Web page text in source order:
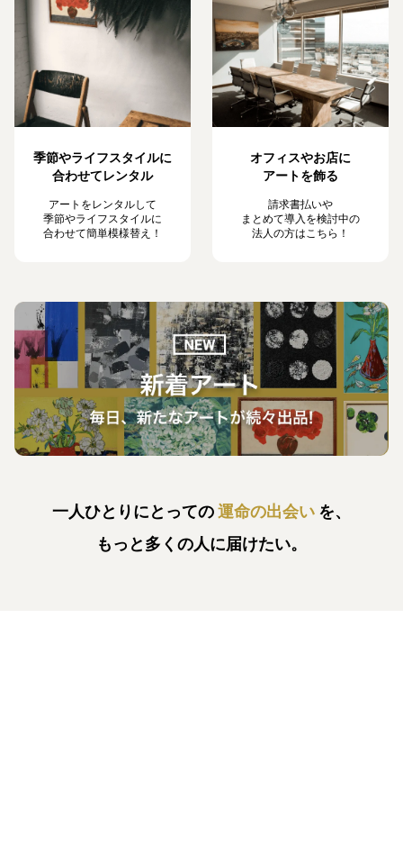
季節やライフスタイルに
合わせてレンタル
アートをレンタルして
季節やライフスタイルに
合わせて簡単模様替え！
オフィスやお店に
アートを飾る
請求書払いや
まとめて導入を検討中の
法人の方はこちら！
一人ひとりにとっての運命の出会い を、
もっと多くの人に届けたい。